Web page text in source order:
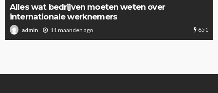
Alles wat bedrijven moeten weten over
internationale werknemers
admin 11 maanden ago 651